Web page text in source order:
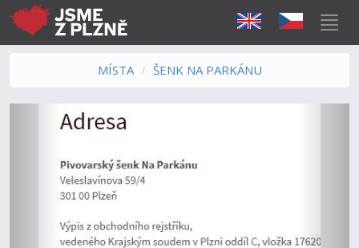
MÍSTA ŠENK NA PARKÁNU
Předchozí